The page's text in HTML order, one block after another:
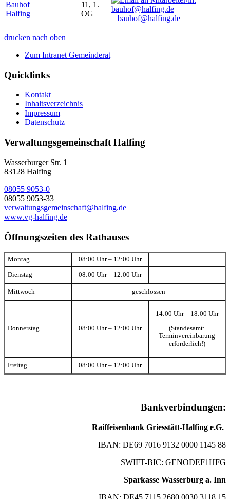
Bauhof
Halfing
11, 1.
OG
bauhof@halfing.de
drucken nach oben
Zum Intranet Gemeinderat
Quicklinks
Kontakt
Inhaltsverzeichnis
Impressum
Datenschutz
Verwaltungsgemeinschaft Halfing
Wasserburger Str. 1
83128 Halfing
08055 9053-0
08055 9053-33
verwaltungsgemeinschaft@halfing.de
www.vg-halfing.de
Öffnungszeiten des Rathauses
Montag 08:00 Uhr – 12:00 Uhr
Dienstag 08:00 Uhr – 12:00 Uhr
Mittwoch geschlossen
Donnerstag 08:00 Uhr – 12:00 Uhr
14:00 Uhr – 18:00 Uhr
(Standesamt:
Terminvereinbarung
erforderlich!)
Freitag 08:00 Uhr – 12:00 Uhr
Bankverbindungen:
Raiffeisenbank Griesstätt-Halfing e.G.
IBAN: DE69 7016 9132 0000 1145 88
SWIFT-BIC: GENODEF1HFG
Sparkasse Wasserburg a. Inn
IBAN: DE45 7115 2680 0030 3118 15